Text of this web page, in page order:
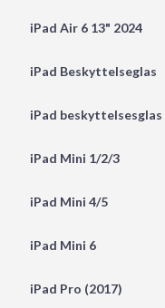
iPad Air 6 13" 2024
iPad Beskyttelseglas
iPad
iPad Mini 1/2/3
iPad Mini 4/5
iPad Mini 6
iPad Pro (2017)